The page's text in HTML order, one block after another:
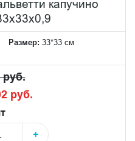
капучино
Размер: 33*33 см
руб.
руб.
+